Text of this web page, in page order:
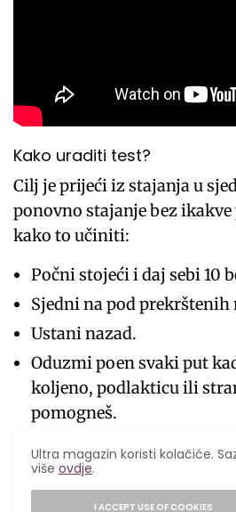
Kako uraditi test?
Cilj je prijeći iz stajanja u
ponovno stajanje bez
kako to učiniti:
Počni stojeći i daj sebi 10
Sjedni na pod prekrštenih
Ustani nazad.
Oduzmi poen svaki put
koljeno, podlakticu ili
pomogneš.
Ako možeš sjedati i
postižeš savršenih 10
možeš ustati, tvoj rezultat
Ultra magazin koristi kolačiće.
višeovdje.
I ACCEPT USE OF COOKIES